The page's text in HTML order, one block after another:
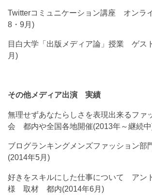
Twitterコミュニケーション講座 オンラ
8・9月)
目白大学「出版メディア論」授業 ゲス
月)
その他メディア出演 実績
無理せずあなたらしさを表現出来るファ
会 都内や全国各地開催(2013年～継続
ブログランキングメンズファッション
(2014年5月)
好きをスキルにした仕事について アン
様 取材 都内(2014年6月)